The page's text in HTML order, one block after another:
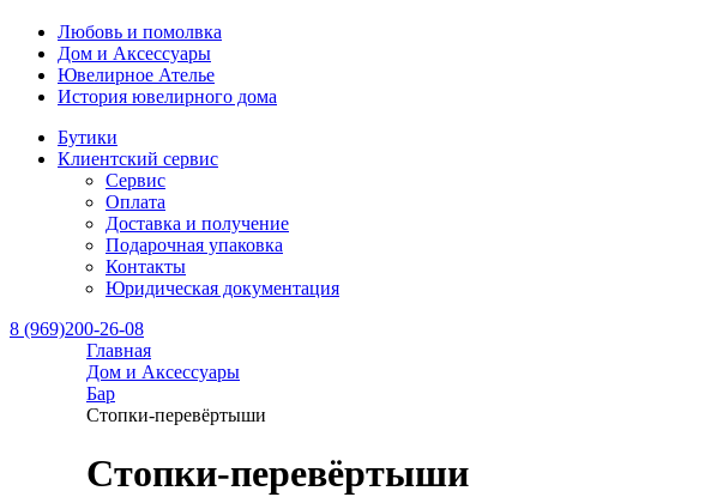
Любовь и помолвка
Дом и Аксессуары
Ювелирное Ателье
История ювелирного дома
Бутики
Клиентский сервис
Сервис
Оплата
Доставка и получение
Подарочная упаковка
Контакты
Юридическая документация
8 (969)200-26-08
Главная
Дом и Аксессуары
Бар
Стопки-перевёртыши
Стопки-перевёртыши